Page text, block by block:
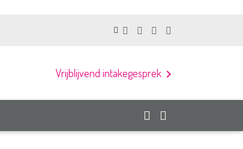
Vrijblijvend intakegesprek chevron_right